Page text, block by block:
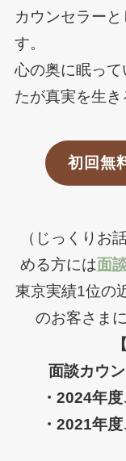
カウンセラー
す。
心の奥に眠っ
たが真実を生き
初回無
（じっくりお
める方には面
東京実績1位の
のお客さま
面談カウ
・2024年
・2021年